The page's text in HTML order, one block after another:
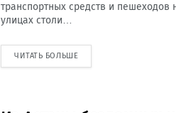
транспортных средств и пешеходов
улицах столи…
ЧИТАТЬ БОЛЬШЕ